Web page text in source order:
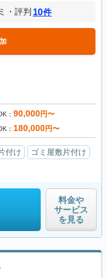
・評判 10件
90,000円〜
180,000円〜
付け
ゴミ屋敷片付け
料金や
サービス
を見る